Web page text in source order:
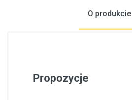
O produkcie
Propozycje